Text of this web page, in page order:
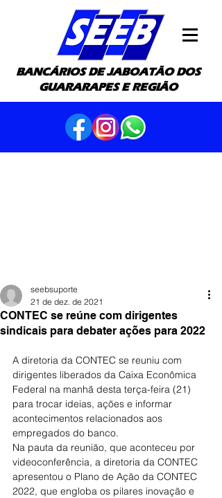
BANCÁRIOS DE JABOATÃO DOS
GUARARAPES E REGIÃO
CONTEC se reúne com dirigentes
sindicais para debater ações para 2022
seebsuporte
21 de dez. de 2021
A diretoria da CONTEC se reuniu com
dirigentes liberados da Caixa Econômica
Federal na manhã desta terça-feira (21)
para trocar ideias, ações e informar
acontecimentos relacionados aos
empregados do banco.
Na pauta da reunião, que aconteceu por
videoconferência, a diretoria da CONTEC
apresentou o Plano de Ação da CONTEC
2022, que engloba os pilares inovação e